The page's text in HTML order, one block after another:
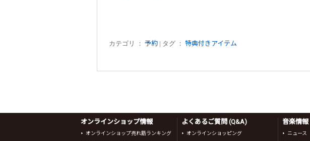
カテゴリ ： 予約 | タグ ： 特典付きアイテム
オンラインショップ情報
オンラインショップ売れ筋ランキング
よくあるご質問 (Q&A)
オンラインショッピング
音楽情報
ニュース